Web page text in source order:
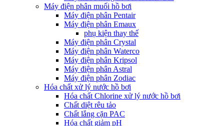
Máy điện phân muối hồ bơi
Máy điện phân Pentair
Máy điện phân Emaux
phụ kiện thay thế
Máy điện phân Crystal
Máy điện phân Waterco
Máy điện phân Kripsol
Máy điện phân Astral
Máy điện phân Zodiac
Hóa chất xử lý nước hồ bơi
Hóa chất Chlorine xử lý nước hồ bơi
Chất diệt rêu tảo
Chất lắng cặn PAC
Hóa chất giảm pH